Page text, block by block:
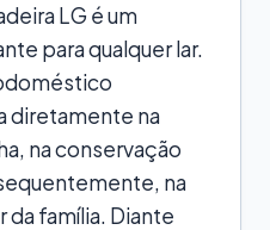
LG é um
para qualquer lar.
diretamente na
na conservação
na
da família. Diante